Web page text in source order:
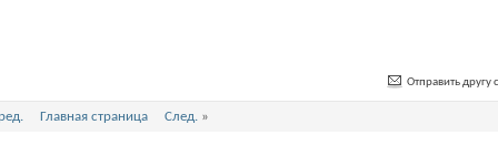
Отправить другу
Главная страница След. »